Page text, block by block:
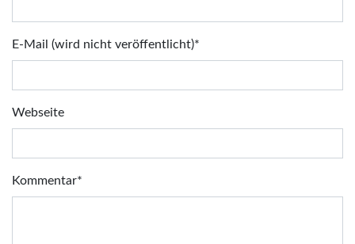
Pflichtfeld
E-Mail (wird nicht veröffentlicht)*
Webseite
Pflichtfeld
Kommentar*